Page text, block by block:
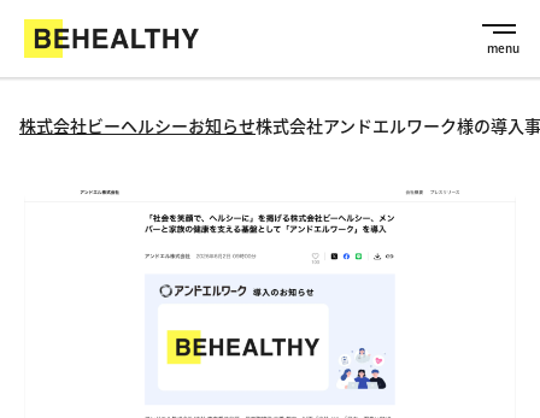
株式会社ビーヘルシーお知らせ株式会社アンドエルワーク様の導入